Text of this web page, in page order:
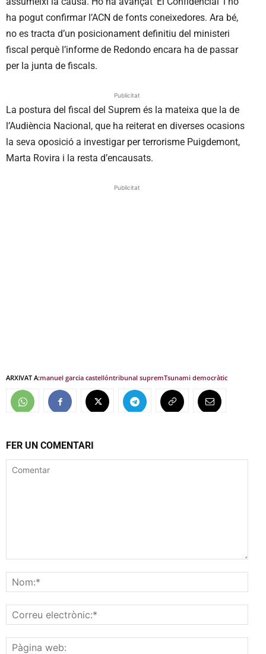
ha pogut confirmar l’ACN de fonts coneixedores. Ara bé,
no es tracta d’un posicionament definitiu del ministeri
fiscal perquè l’informe de Redondo encara ha de passar
per la junta de fiscals.
Publicitat
La postura del fiscal del Suprem és la mateixa que la de
l’Audiència Nacional, que ha reiterat en diverses ocasions
la seva oposició a investigar per terrorisme Puigdemont,
Marta Rovira i la resta d’encausats.
Publicitat
ARXIVAT A:manuel garcia castellóntribunal supremTsunami democràtic
FER UN COMENTARI